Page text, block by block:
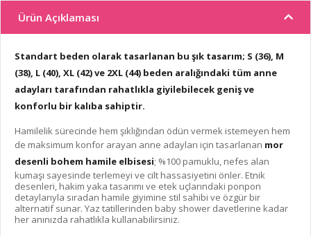
Ürün Açıklaması
Standart beden olarak tasarlanan bu şık tasarım; S (36), M
(38), L (40), XL (42) ve 2XL (44) beden aralığındaki tüm anne
adayları tarafından rahatlıkla giyilebilecek geniş ve
konforlu bir kalıba sahiptir.
Hamilelik sürecinde hem şıklığından ödün vermek istemeyen hem
de maksimum konfor arayan anne adayları için tasarlanan mor
desenli bohem hamile elbisesi; %100 pamuklu, nefes alan
kumaşı sayesinde terlemeyi ve cilt hassasiyetini önler. Etnik
desenleri, hakim yaka tasarımı ve etek uçlarındaki ponpon
detaylarıyla sıradan hamile giyimine stil sahibi ve özgür bir
alternatif sunar. Yaz tatillerinden baby shower davetlerine kadar
her anınızda rahatlıkla kullanabilirsiniz.